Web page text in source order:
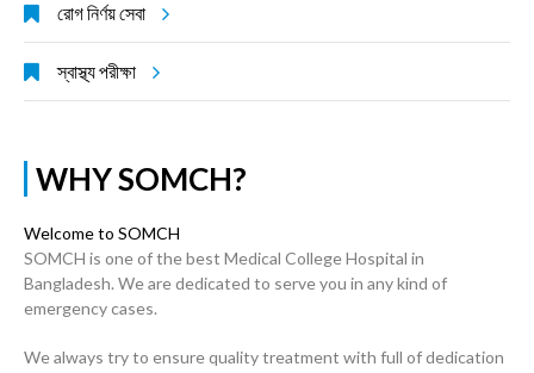
রোগ নির্ণয় সেবা
স্বাস্থ্য পরীক্ষা
WHY SOMCH?
Welcome to SOMCH
SOMCH is one of the best Medical College Hospital in
Bangladesh. We are dedicated to serve you in any kind of
emergency cases.
We always try to ensure quality treatment with full of dedication